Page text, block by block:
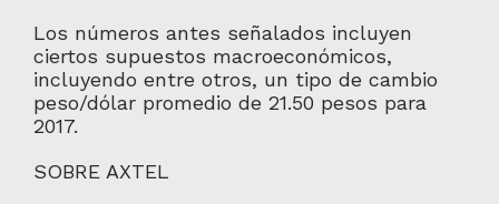
Los números antes señalados incluyen
ciertos supuestos macroeconómicos,
incluyendo entre otros, un tipo de cambio
peso/dólar promedio de 21.50 pesos para
2017.
SOBRE AXTEL